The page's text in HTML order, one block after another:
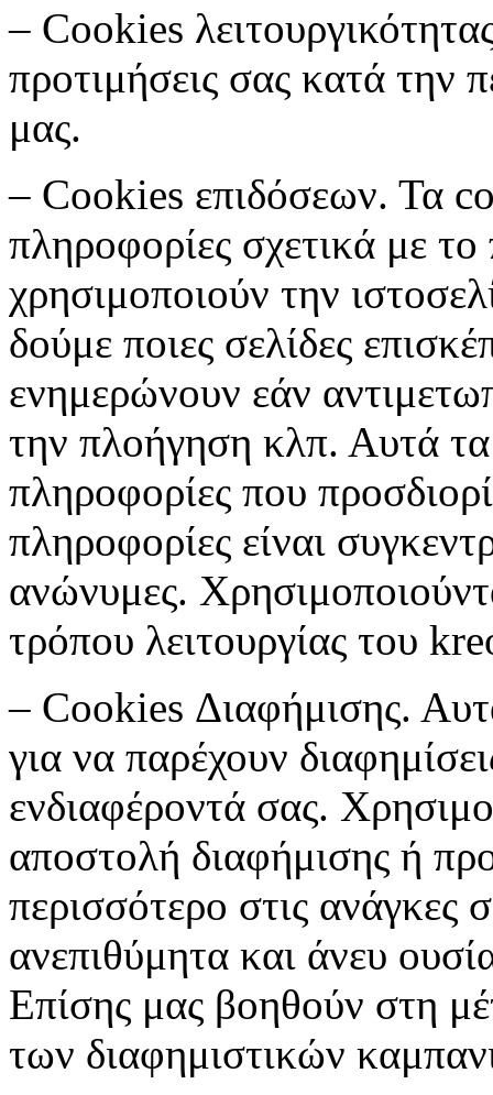
– Cookies
προτιμήσεις σας κατά την
μας.
– Cookies επιδόσεων. Τα
πληροφορίες σχετικά με το
χρησιμοποιούν την
δούμε ποιες σελίδες
ενημερώνουν εάν
την πλοήγηση κλπ. Αυτά
πληροφορίες που
πληροφορίες είναι
ανώνυμες.
τρόπου λειτουργίας του
– Cookies Διαφήμισης.
για να παρέχουν
ενδιαφέροντά σας.
αποστολή διαφήμισης ή
περισσότερο στις ανάγκες
ανεπιθύμητα και άνευ
Επίσης μας βοηθούν στη
των διαφημιστικών